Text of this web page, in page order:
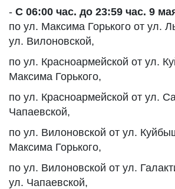
- С 06:00 час. до 23:59 час. 9
по ул. Максима Горького от ул.
ул. Вилоновской,
по ул. Красноармейской от ул.
Максима Горького,
по ул. Красноармейской от ул.
Чапаевской,
по ул. Вилоновской от ул.
Максима Горького,
по ул. Вилоновской от ул.
ул. Чапаевской,